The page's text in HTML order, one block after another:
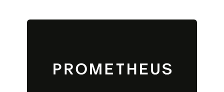
ДЛЯ
ПРОГРАММИРОВАНИЯ